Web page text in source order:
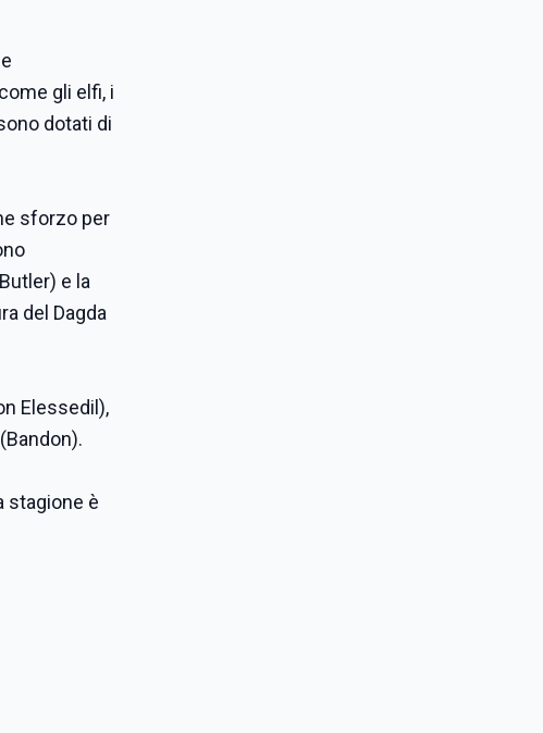
gli elfi, i
dotati di
sforzo per
e la
del Dagda
Elessedil),
stagione è